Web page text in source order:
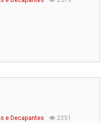
e Decapantes 2351